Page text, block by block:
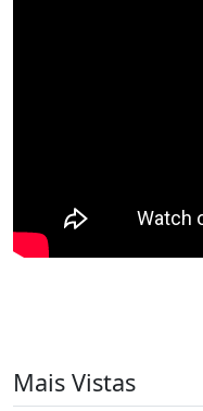
Mais Vistas